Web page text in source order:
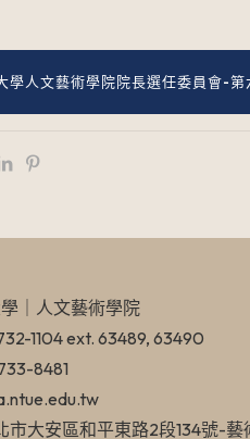
學人文藝術學院院長選任委員會-第
｜人文藝術學院
1104 ext. 63489, 63490
8481
市大安區和平東路2段134號-藝